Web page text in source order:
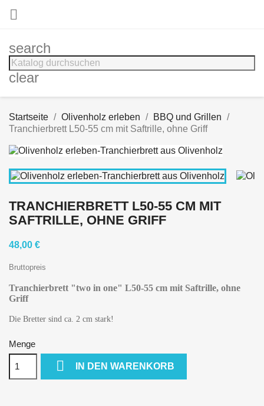

search
clear
Startseite Olivenholz erleben
BBQ und Grillen
Tranchierbrett L50-55 cm mit Saftrille, ohne Griff
TRANCHIERBRETT L50-55 CM MIT
SAFTRILLE, OHNE GRIFF
48,00 €
Bruttopreis
Tranchierbrett "two in one" L50-55 cm mit Saftrille, ohne
Griff
Die Bretter sind ca. 2 cm stark!
Menge
 IN DEN WARENKORB